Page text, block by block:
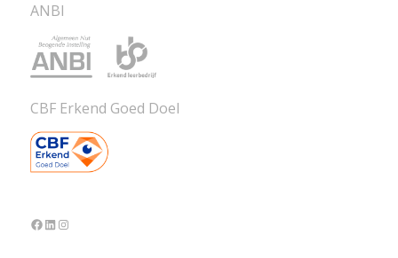
ANBI
CBF Erkend Goed Doel
Facebook
LinkedIn
Instagram